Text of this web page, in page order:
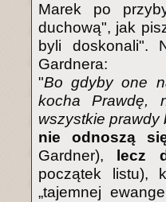
Marek po
duchową", jak
byli doskonali".
Gardnera:
"Bo gdyby one
kocha Prawdę,
wszystkie prawdy
nie odnoszą
Gardner),
lecz
początek listu),
„tajemnej